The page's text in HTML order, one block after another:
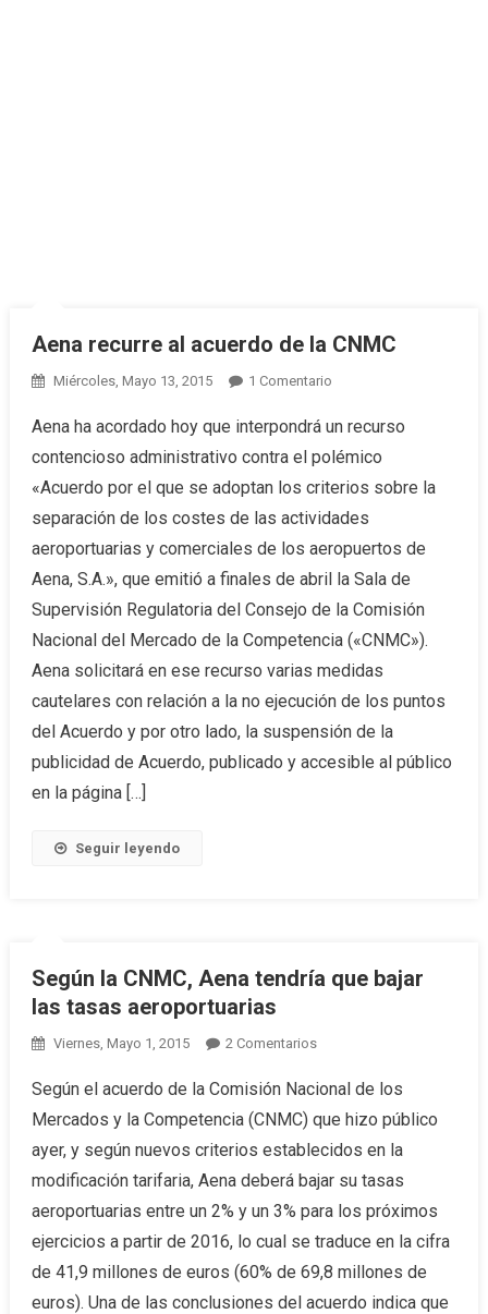
Aena recurre al acuerdo de la CNMC
Miércoles, Mayo 13, 2015 1 Comentario
CNMC
Aena ha acordado hoy que interpondrá un recurso
contencioso administrativo contra el polémico
«Acuerdo por el que se adoptan los criterios sobre la
separación de los costes de las actividades
aeroportuarias y comerciales de los aeropuertos de
Aena, S.A.», que emitió a finales de abril la Sala de
Supervisión Regulatoria del Consejo de la Comisión
Nacional del Mercado de la Competencia («CNMC»).
Aena solicitará en ese recurso varias medidas
cautelares con relación a la no ejecución de los puntos
del Acuerdo y por otro lado, la suspensión de la
publicidad de Acuerdo, publicado y accesible al público
en la página […]
Seguir leyendo
Según la CNMC, Aena tendría que bajar
las tasas aeroportuarias
Viernes, Mayo 1, 2015 2 ComentariosEn Según La CNMC,
Las Tasas
Aeroportuarias
Según el acuerdo de la Comisión Nacional de los
Mercados y la Competencia (CNMC) que hizo público
ayer, y según nuevos criterios establecidos en la
modificación tarifaria, Aena deberá bajar su tasas
aeroportuarias entre un 2% y un 3% para los próximos
ejercicios a partir de 2016, lo cual se traduce en la cifra
de 41,9 millones de euros (60% de 69,8 millones de
euros). Una de las conclusiones del acuerdo indica que